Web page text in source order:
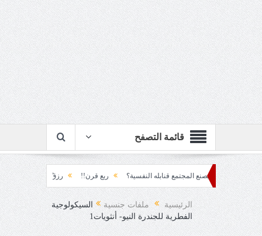
قائمة التصفح
كيف يصنع المجتمع قنابله النفسية؟ ربع قرن!! رزقٌ من يستكثره؟! منطق
الرئيسية ملفات جنسية
السيكولوجية
الفطرية للجندرة النيو- أنثويات1